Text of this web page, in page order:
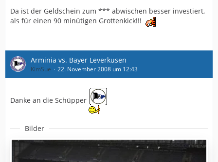
Da ist der Geldschein zum *** abwischen besser investiert,
als für einen 90 minütigen Grottenkick!!!
Arminia vs. Bayer Leverkusen
KimSue 22. November 2008 um 12:43
Danke an die Schüpper
Bilder